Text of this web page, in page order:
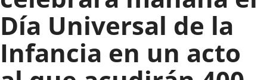
Día Universal de la
Infancia en un acto